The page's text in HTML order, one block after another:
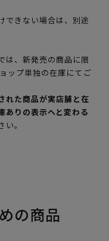
できない場合は、別途
は、新発売の商品に限
ップ単独の在庫にてご
れた商品が実店舗と在
ありの表示へと変わる
。
の商品